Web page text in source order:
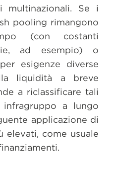
multinazionali. Se i
pooling rimangono
(con costanti
ad esempio) o
esigenze diverse
liquidità a breve
a riclassificare tali
a lungo
applicazione di
elevati, come usuale